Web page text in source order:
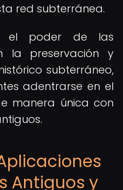
red subterránea.
el poder de las
la preservación y
subterráneo,
adentrarse en el
manera única con
Antiguos y